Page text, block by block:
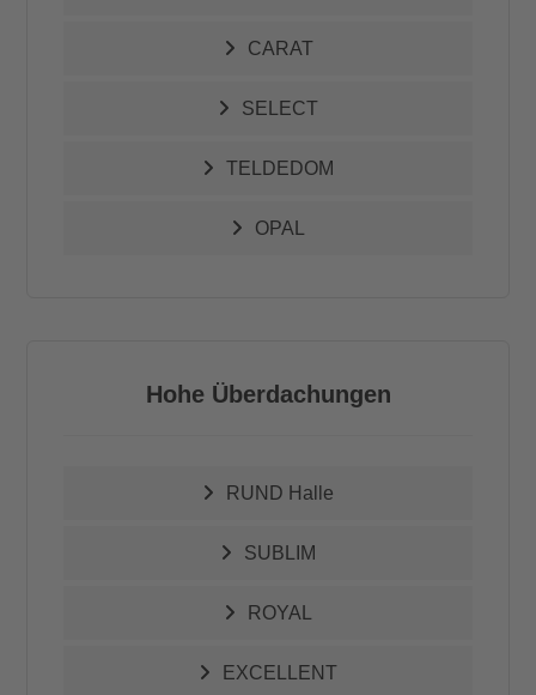
CARAT
SELECT
TELDEDOM
OPAL
Hohe Überdachungen
RUND Halle
SUBLIM
ROYAL
EXCELLENT